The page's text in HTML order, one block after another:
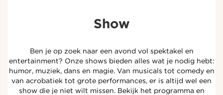
Show
Ben je op zoek naar een avond vol spektakel en
entertainment? Onze shows bieden alles wat je nodig hebt:
humor, muziek, dans en magie. Van musicals tot comedy en
van acrobatiek tot grote performances, er is altijd wel een
show die je niet wilt missen. Bekijk het programma en